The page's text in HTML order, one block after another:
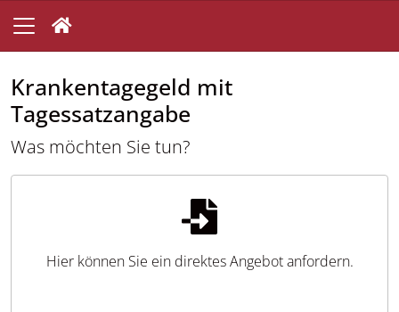
Krankentagegeld mit
Tagessatzangabe
Was möchten Sie tun?
Hier können Sie ein direktes Angebot anfordern.